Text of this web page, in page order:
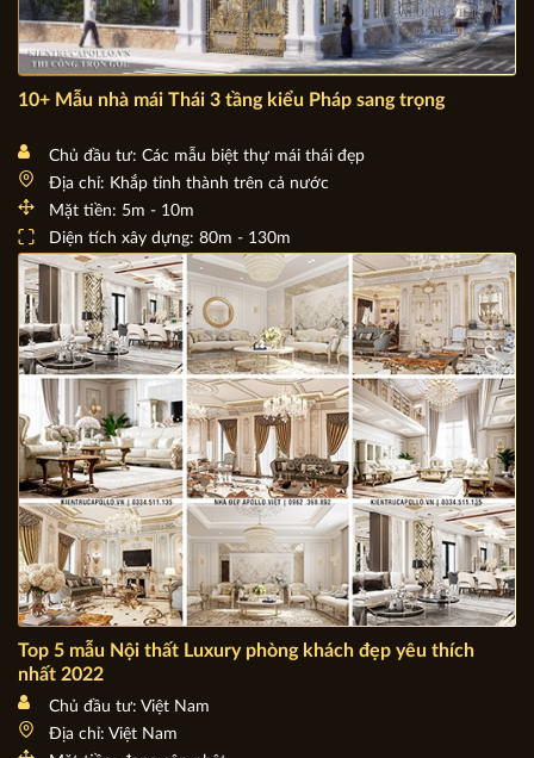
10+ Mẫu nhà mái Thái 3 tầng kiểu Pháp sang trọng
Chủ đầu tư: Các mẫu biệt thự mái thái đẹp
Địa chỉ: Khắp tỉnh thành trên cả nước
Mặt tiền: 5m - 10m
Diện tích xây dựng: 80m - 130m
Top 5 mẫu Nội thất Luxury phòng khách đẹp yêu thích